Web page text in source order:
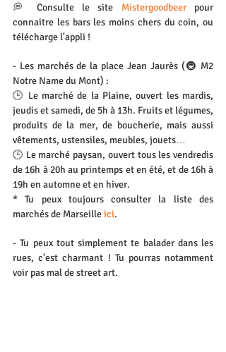
💭 Consulte le site Mistergoodbeer pour
connaitre les bars les moins chers du coin, ou
télécharge l'appli !
- Les marchés de la place Jean Jaurès (🚇 M2
Notre Name du Mont) :
🕒 Le marché de la Plaine, ouvert les mardis,
jeudis et samedi, de 5h à 13h. Fruits et légumes,
produits de la mer, de boucherie, mais aussi
vêtements, ustensiles, meubles, jouets…
🕒 Le marché paysan, ouvert tous les vendredis
de 16h à 20h au printemps et en été, et de 16h à
19h en automne et en hiver.
* Tu peux toujours consulter la liste des
marchés de Marseille ici.
- Tu peux tout simplement te balader dans les
rues, c'est charmant ! Tu pourras notamment
voir pas mal de street art.